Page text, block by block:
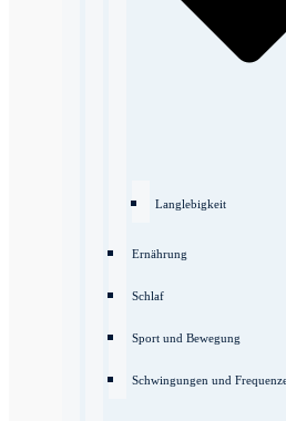
Langlebigkeit
Ernährung
Schlaf
Sport und Bewegung
Schwingungen und